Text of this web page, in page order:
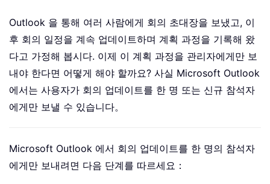
Outlook 을 통해 여러 사람에게 회의 초대장을 보냈고, 이
후 회의 일정을 계속 업데이트하며 계획 과정을 기록해 왔
다고 가정해 봅시다. 이제 이 계획 과정을 관리자에게만 보
내야 한다면 어떻게 해야 할까요? 사실 Microsoft Outlook
에서는 사용자가 회의 업데이트를 한 명 또는 신규 참석자
에게만 보낼 수 있습니다。
Microsoft Outlook 에서 회의 업데이트를 한 명의 참석자
에게만 보내려면 다음 단계를 따르세요：